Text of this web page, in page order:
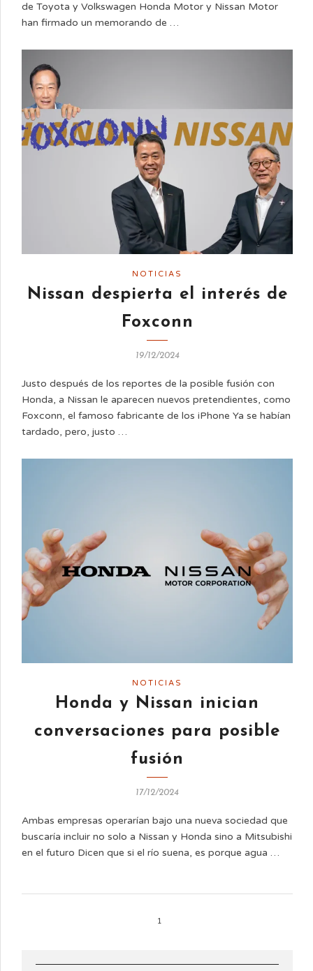
de Toyota y Volkswagen Honda Motor y Nissan Motor
han firmado un memorando de …
NOTICIAS
Nissan despierta el interés de
Foxconn
19/12/2024
Justo después de los reportes de la posible fusión con
Honda, a Nissan le aparecen nuevos pretendientes, como
Foxconn, el famoso fabricante de los iPhone Ya se habían
tardado, pero, justo …
NOTICIAS
Honda y Nissan inician
conversaciones para posible
fusión
17/12/2024
Ambas empresas operarían bajo una nueva sociedad que
buscaría incluir no solo a Nissan y Honda sino a Mitsubishi
en el futuro Dicen que si el río suena, es porque agua …
1